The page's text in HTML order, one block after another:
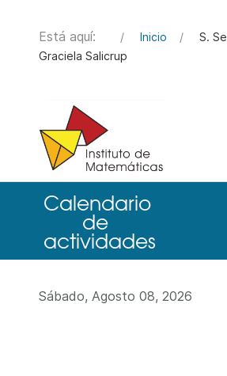
Está aquí: Inicio
S.
Graciela Salicrup
Sábado, Agosto 08, 2026